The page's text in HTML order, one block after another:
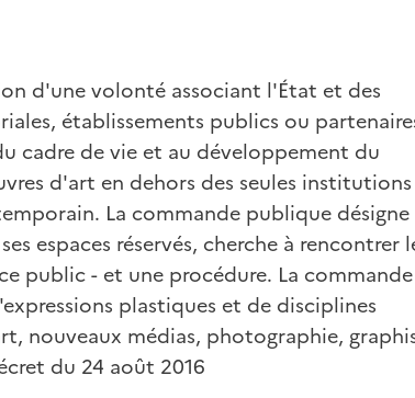
d'une volonté associant l'État et des
établissements publics ou
cadre de vie et au développement du
d'art en dehors des seules institutions
La commande publique
espaces réservés, cherche à rencontrer
public - et une procédure. La commande
plastiques et de disciplines
nouveaux médias, photographie,
du 24 août 2016